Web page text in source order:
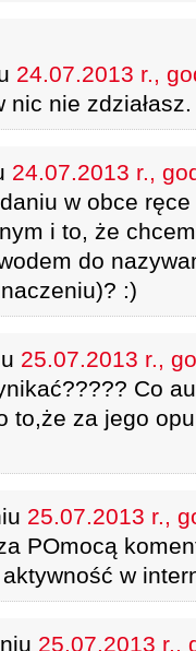
24.07.2013 r.,
nie zdziałasz.
24.07.2013 r.,
w obce
i to, że
do
:)
25.07.2013 r.,
Co
to,że za jego
25.07.2013 r.,
POmocą
w
25.07.2013 r.,